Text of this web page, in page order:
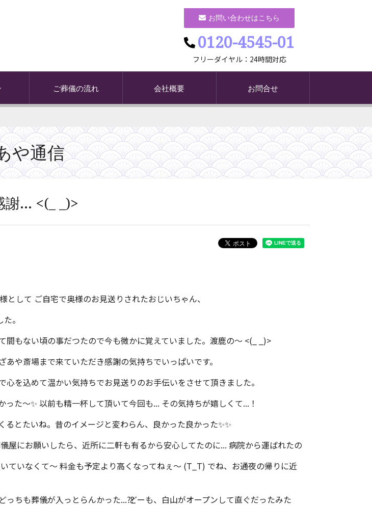
お問い合わせはこちら
0120-4545-01
フリーダイヤル：24時間対応
ご葬儀の流れ 会社概要 お問合せ
や通信
... <(_ _)>
として ご自宅で奥様のお見送りされたおじいちゃん、
。
間もない頃の事だつたので今も微かに覚えていました。渡鹿の～ <(_ _)>
あや斎場まで来ていただき感謝の気持ちでいっぱいです。
心を込めて温かい気持ちでお見送りのお手伝いをさせて頂きました。
った～✨ 以前も精一杯して頂いて今回も... その気持ちが嬉しくて...！
るとたいね。昔のイメージと変わらん、良かった良かった✨✨
屋にお願いしたら、近所に二軒も有るから安心してたのに... 病院から運ばれたの
ていなくて～ 料金も予定より高くなってねぇ～ (T_T) でね、お通夜の帰りに近
っちも葬儀が入っとらんかった...⁇ どーも、白山がオープンして直ぐだったみた